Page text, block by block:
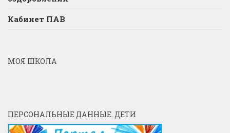
Кабинет ПАВ
МОЯ ШКОЛА
ПЕРСОНАЛЬНЫЕ ДАННЫЕ. ДЕТИ